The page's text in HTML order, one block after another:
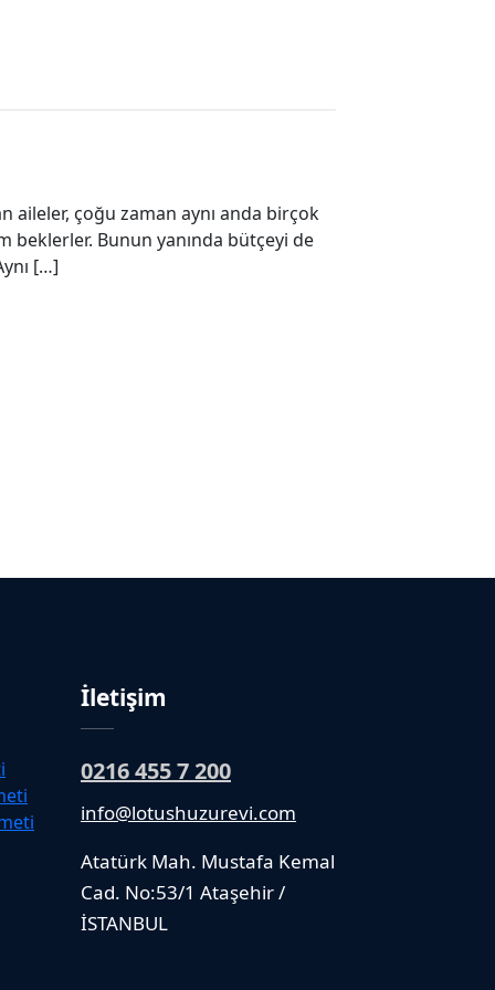
aileler, çoğu zaman aynı anda birçok
beklerler. Bunun yanında bütçeyi de
[…]
İletişim
0216 455 7 200
info@lotushuzurevi.com
Atatürk Mah. Mustafa Kemal
Cad. No:53/1 Ataşehir /
İSTANBUL